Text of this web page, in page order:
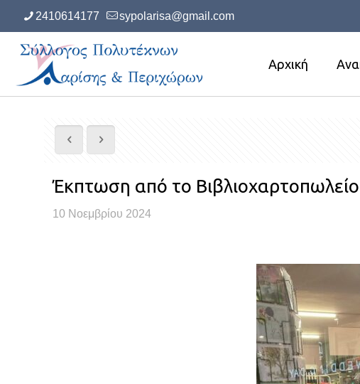
2410614177 sypolarisa@gmail.com
Αρχική
Έκπτωση από το
10 Νοεμβρίου 2024